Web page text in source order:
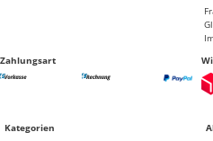
Zahlungsart
Kategorien